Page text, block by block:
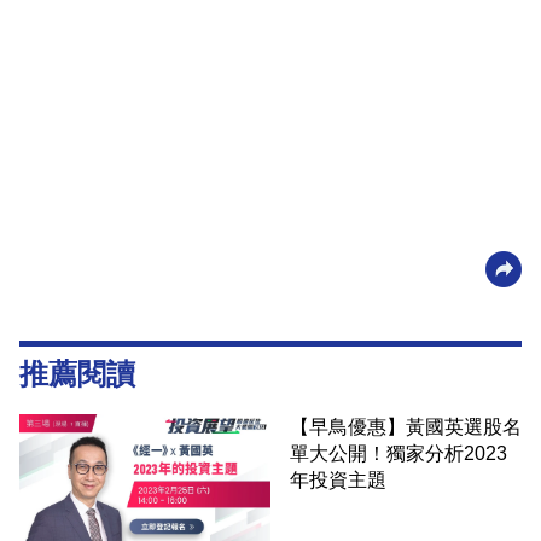
推薦閱讀
【早鳥優惠】黃國英選股名
單大公開！獨家分析2023
年投資主題